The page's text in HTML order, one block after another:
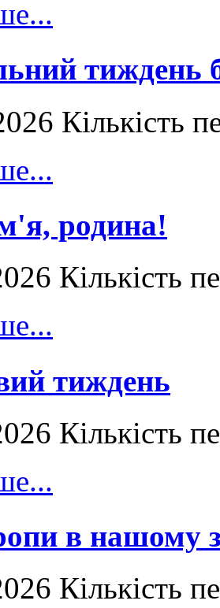
тиждень
Кількість
родина!
Кількість
тиждень
Кількість
в нашому
Кількість